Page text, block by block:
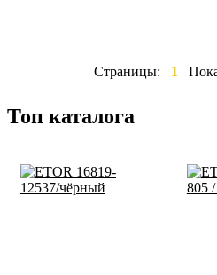
Страницы: 1
Топ каталога